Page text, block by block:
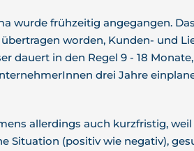
wurde frühzeitig angegangen.
worden, Kunden- und
dauert in den Regel 9 - 18
drei Jahre
allerdings auch kurzfristig,
(positiv wie negativ),